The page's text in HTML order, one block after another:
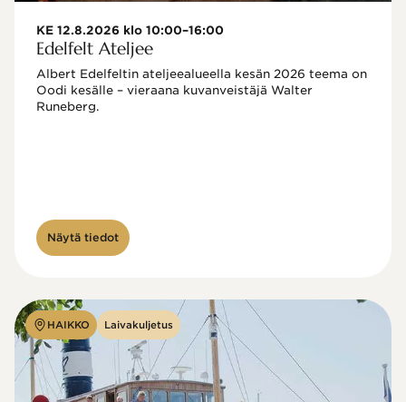
KE 12.8.2026 klo 10:00–16:00
Edelfelt Ateljee
Albert Edelfeltin ateljeealueella kesän 2026 teema on
Oodi kesälle – vieraana kuvanveistäjä Walter
Näytä tiedot
HAIKKO Laivakuljetus